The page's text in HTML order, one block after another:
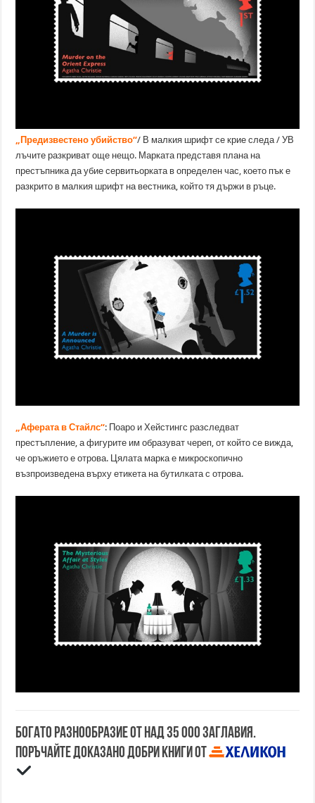
„Предизвестено убийство“/ В малкия шрифт се крие следа / УВ
лъчите разкриват още нещо. Марката представя плана на
престъпника да убие сервитьорката в определен час, което пък е
разкрито в малкия шрифт на вестника, който тя държи в ръце.
„Аферата в Стайлс“: Поаро и Хейстингс разследват
престъпление, а фигурите им образуват череп, от който се вижда,
че оръжието е отрова. Цялата марка е микроскопично
възпроизведена върху етикета на бутилката с отрова.
Богато разнообразие от над 35 000 заглавия.
Поръчайте доказано добри книги от